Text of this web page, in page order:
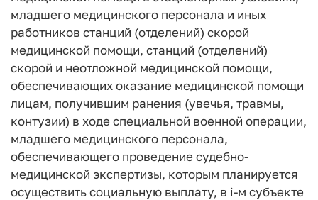
младшего медицинского персонала и иных
работников станций (отделений) скорой
медицинской помощи, станций (отделений)
скорой и неотложной медицинской помощи,
обеспечивающих оказание медицинской помощи
лицам, получившим ранения (увечья, травмы,
контузии) в ходе специальной военной операции,
младшего медицинского персонала,
обеспечивающего проведение судебно-
медицинской экспертизы, которым планируется
осуществить социальную выплату, в i-м субъекте